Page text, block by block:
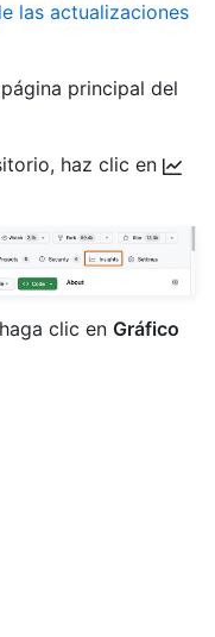
las actualizaciones
principal del
haz clic en
clic en Gráfico